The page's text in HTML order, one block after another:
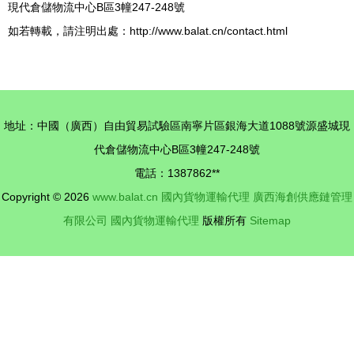
現代倉儲物流中心B區3幢247-248號
如若轉載，請注明出處：http://www.balat.cn/contact.html
地址：中國（廣西）自由貿易試驗區南寧片區銀海大道1088號源盛城現
代倉儲物流中心B區3幢247-248號
電話：1387862**
Copyright © 2026 www.balat.cn 國內貨物運輸代理 廣西海創供應鏈管理
有限公司 國內貨物運輸代理 版權所有 Sitemap